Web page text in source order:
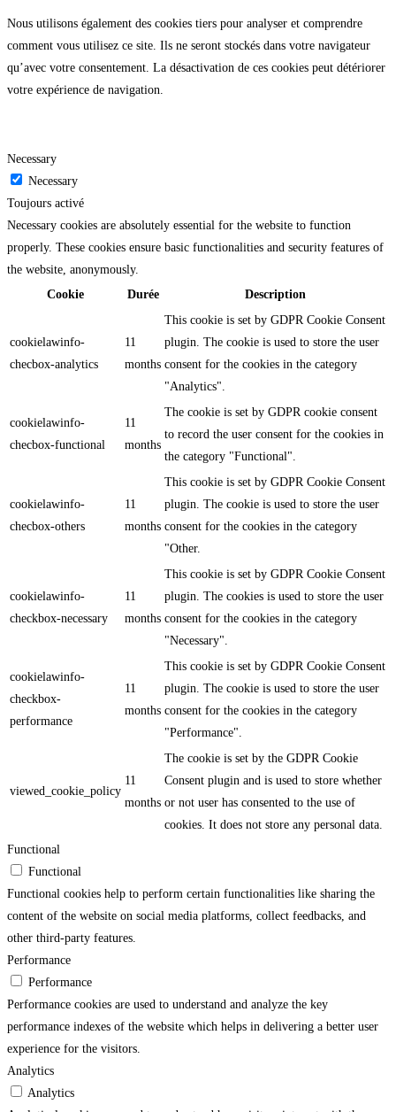
Nous utilisons également des cookies tiers pour analyser et comprendre
comment vous utilisez ce site. Ils ne seront stockés dans votre navigateur
qu’avec votre consentement. La désactivation de ces cookies peut détériorer
votre expérience de navigation.
Necessary
Necessary
Toujours activé
Necessary cookies are absolutely essential for the website to function
properly. These cookies ensure basic functionalities and security features of
the website, anonymously.
Cookie
Durée Description
cookielawinfo-
checbox-analytics
11
months
This cookie is set by GDPR Cookie Consent
plugin. The cookie is used to store the user
consent for the cookies in the category
"Analytics".
cookielawinfo-
checbox-functional
11
months
The cookie is set by GDPR cookie consent
to record the user consent for the cookies in
the category "Functional".
cookielawinfo-
checbox-others
11
months
This cookie is set by GDPR Cookie Consent
plugin. The cookie is used to store the user
consent for the cookies in the category
"Other.
cookielawinfo-
checkbox-necessary
11
months
This cookie is set by GDPR Cookie Consent
plugin. The cookies is used to store the user
consent for the cookies in the category
"Necessary".
cookielawinfo-
checkbox-
performance
11
months
This cookie is set by GDPR Cookie Consent
plugin. The cookie is used to store the user
consent for the cookies in the category
"Performance".
viewed_cookie_policy
11
months
The cookie is set by the GDPR Cookie
Consent plugin and is used to store whether
or not user has consented to the use of
cookies. It does not store any personal data.
Functional
Functional
Functional cookies help to perform certain functionalities like sharing the
content of the website on social media platforms, collect feedbacks, and
other third-party features.
Performance
Performance
Performance cookies are used to understand and analyze the key
performance indexes of the website which helps in delivering a better user
experience for the visitors.
Analytics
Analytics